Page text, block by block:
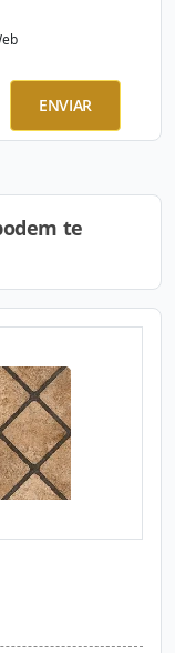
ENVIAR
te